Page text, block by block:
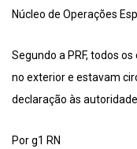
Núcleo de Operações
Segundo a PRF, todos
no exterior e estavam
declaração às
Por g1 RN